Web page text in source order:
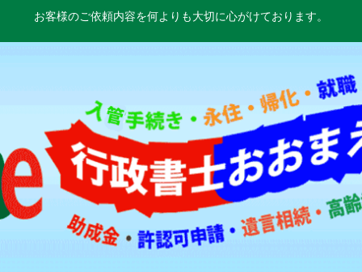
お客様のご依頼内容を何よりも大切に心がけております。